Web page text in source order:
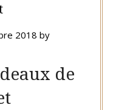
2018 by
de